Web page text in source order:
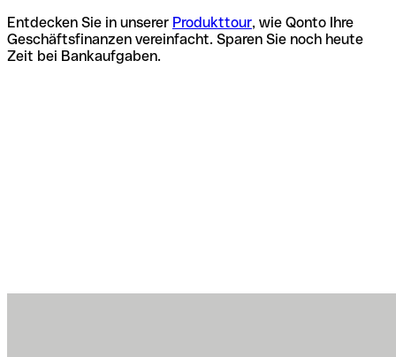
Entdecken Sie in unserer Produkttour, wie Qonto Ihre
Geschäftsfinanzen vereinfacht. Sparen Sie noch heute
Zeit bei Bankaufgaben.